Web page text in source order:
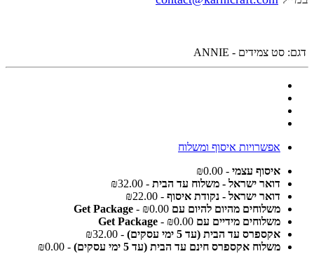
דגם: סט צמידים - ANNIE
אפשרויות איסוף ומשלוח
איסוף עצמי - ₪0.00
דואר ישראל - משלוח עד הבית - ₪32.00
דואר ישראל - נקודת איסוף - ₪22.00
משלוחים מהיום להיום עם Get Package - ₪0.00
משלוחים מידיים עם Get Package - ₪0.00
אקספרס עד הבית (עד 5 ימי עסקים)
- ₪32.00
משלוח אקספרס חינם עד הבית (עד 5 ימי עסקים)
- ₪0.00